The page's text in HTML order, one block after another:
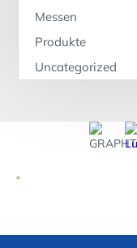
Messen
Produkte
Uncategorized